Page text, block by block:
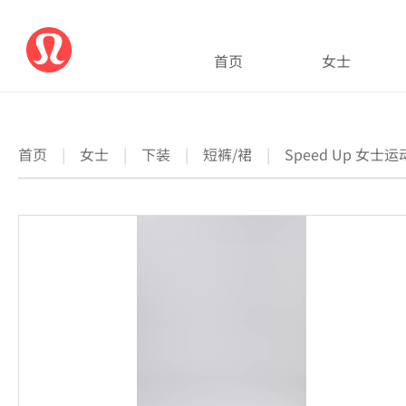
首页 女士
首页 | 女士 | 下装 | 短裤/裙 | Speed Up 女士运